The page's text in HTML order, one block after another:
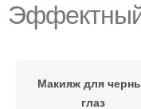
Макияж для
глаз